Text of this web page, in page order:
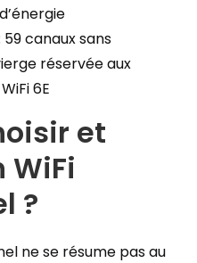
59 canaux sans
réservée aux
6E
et
WiFi
?
ne se résume pas au